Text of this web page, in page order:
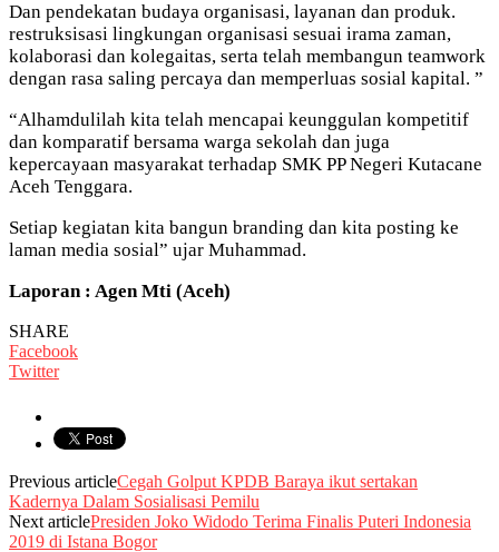
Dan pendekatan budaya organisasi, layanan dan produk.
restruksisasi lingkungan organisasi sesuai irama zaman,
kolaborasi dan kolegaitas, serta telah membangun teamwork
dengan rasa saling percaya dan memperluas sosial kapital. ”
“Alhamdulilah kita telah mencapai keunggulan kompetitif
dan komparatif bersama warga sekolah dan juga
kepercayaan masyarakat terhadap SMK PP Negeri Kutacane
Aceh Tenggara.
Setiap kegiatan kita bangun branding dan kita posting ke
laman media sosial” ujar Muhammad.
Laporan : Agen Mti (Aceh)
SHARE
Facebook
Twitter
Previous articleCegah Golput KPDB Baraya ikut sertakan
Kadernya Dalam Sosialisasi Pemilu
Next articlePresiden Joko Widodo Terima Finalis Puteri Indonesia
2019 di Istana Bogor